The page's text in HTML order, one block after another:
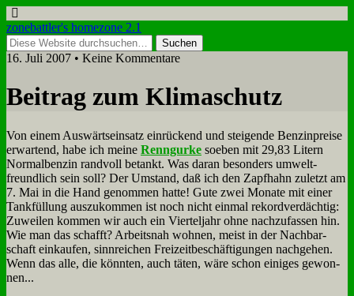
zonebattler's homezone 2.1
16. Juli 2007 • Keine Kommentare
Bei­trag zum Kli­ma­schutz
Von ei­nem Aus­wärts­ein­satz ein­rückend und stei­gen­de Ben­zin­prei­se
er­war­tend, ha­be ich mei­ne Renn­gur­ke so­eben mit 29,83 Li­tern
Nor­mal­ben­zin rand­voll be­tankt. Was dar­an be­son­ders um­welt­
freund­lich sein soll? Der Um­stand, daß ich den Zapf­hahn zu­letzt am
7. Mai in die Hand ge­nom­men hat­te! Gu­te zwei Mo­na­te mit ei­ner
Tank­fül­lung aus­zu­kom­men ist noch nicht ein­mal re­kord­ver­däch­tig:
Zu­wei­len kom­men wir auch ein Vier­tel­jahr oh­ne nach­zu­fas­sen hin.
Wie man das schafft? Ar­beits­nah woh­nen, meist in der Nach­bar­
schaft ein­kau­fen, sinn­rei­chen Frei­zeit­be­schäf­ti­gun­gen nach­ge­hen.
Wenn das al­le, die könn­ten, auch tä­ten, wä­re schon ei­ni­ges ge­won­
nen...